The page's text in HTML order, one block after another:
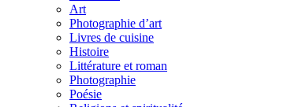
Art
Photographie d’art
Livres de cuisine
Histoire
Littérature et roman
Photographie
Poésie